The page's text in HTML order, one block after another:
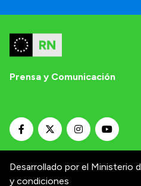
Prensa y Comunicación
Desarrollado por el Ministerio
y condiciones